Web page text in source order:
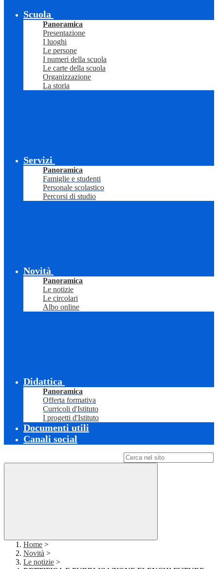
Scuola
Panoramica
Presentazione
I luoghi
Le persone
I numeri della scuola
Le carte della scuola
Organizzazione
La storia
Servizi
Panoramica
Famiglie e studenti
Personale scolastico
Percorsi di studio
Novità
Panoramica
Le notizie
Le circolari
Albo online
Didattica
Panoramica
Offerta formativa
Curricoli d'Istituto
I progetti d'Istituto
Documenti utili
Canali social
Home >
Novità >
Le notizie >